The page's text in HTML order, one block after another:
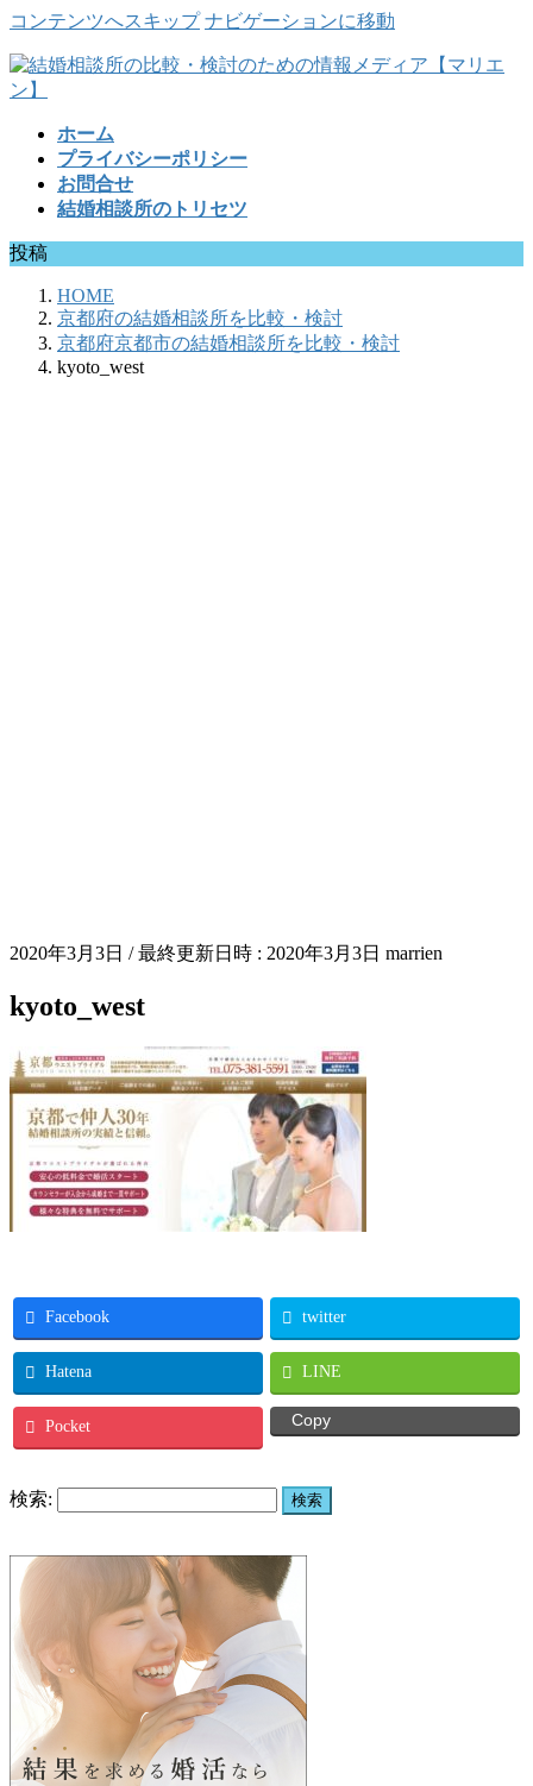
コンテンツへスキップ ナビゲーションに移動
ホーム
プライバシーポリシー
お問合せ
結婚相談所のトリセツ
投稿
HOME
京都府の結婚相談所を比較・検討
京都府京都市の結婚相談所を比較・検討
kyoto_west
2020年3月3日 / 最終更新日時 : 2020年3月3日 marrien
kyoto_west
Facebook twitter
Hatena LINE
Pocket Copy
検索: